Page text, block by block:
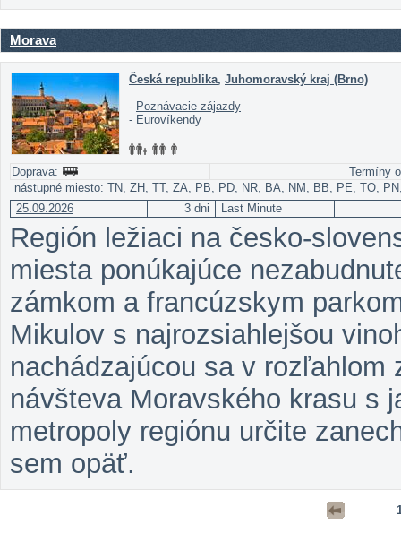
Morava
Česká republika, Juhomoravský kraj (Brno)
- Poznávacie zájazdy
- Eurovíkendy
Doprava:
Termíny
nástupné miesto: TN, ZH, TT, ZA, PB, PD, NR, BA, NM, BB, PE, TO,
25.09.2026
3 dni Last Minute
Región ležiaci na česko-
miesta ponúkajúce
zámkom a francúzskym
Mikulov s najrozsiahlejšou
nachádzajúcou sa v
návšteva Moravského krasu s
metropoly regiónu určite
sem opäť.